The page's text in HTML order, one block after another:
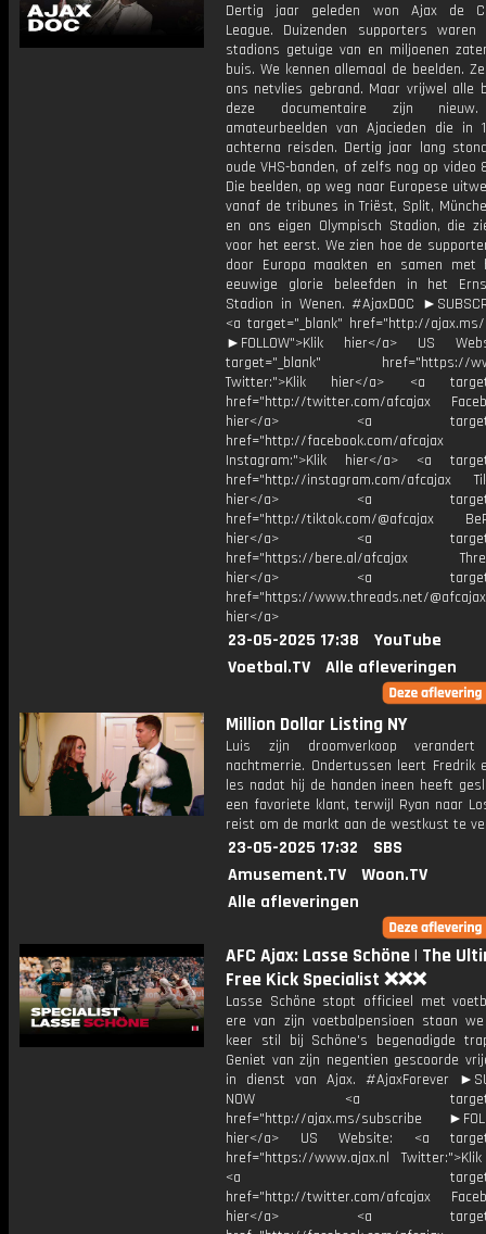
Dertig jaar geleden won Ajax de
League. Duizenden supporters
stadions getuige van en miljoenen
buis. We kennen allemaal de beelden.
ons netvlies gebrand. Maar vrijwel alle
deze documentaire zijn nieuw.
amateurbeelden van Ajacieden die in
achterna reisden. Dertig jaar lang
oude VHS-banden, of zelfs nog op video
Die beelden, op weg naar Europese
vanaf de tribunes in Triëst, Split,
en ons eigen Olympisch Stadion, die
voor het eerst. We zien hoe de
door Europa maakten en samen met
eeuwige glorie beleefden in het
Stadion in Wenen. #AjaxDOC
<a target="_blank" href="http://
►FOLLOW">Klik hier</a> US
target="_blank" href="https://
Twitter:">Klik hier</a> <a
href="http://twitter.com/afcajax
hier</a> <a
href="http://facebook.com/afcajax
Instagram:">Klik hier</a> <a
href="http://instagram.com/afcajax
hier</a> <a
href="http://tiktok.com/@afcajax
hier</a> <a
href="https://bere.al/afcajax
hier</a> <a
href="https://www.threads.net/
hier</a>
23-05-2025 17:38
YouTube
Voetbal.TV
Alle afleveringen
Million Dollar Listing NY
Luis zijn droomverkoop
nachtmerrie. Ondertussen leert Fredrik
les nadat hij de handen ineen heeft
een favoriete klant, terwijl Ryan naar
reist om de markt aan de westkust te
23-05-2025 17:32
SBS
Amusement.TV
Woon.TV
Alle afleveringen
AFC Ajax: Lasse Schöne | The
Free Kick Specialist ❌❌❌
Lasse Schöne stopt officieel met
ere van zijn voetbalpensioen staan
keer stil bij Schöne's begenadigde
Geniet van zijn negentien gescoorde
in dienst van Ajax. #AjaxForever
NOW <a
href="http://ajax.ms/subscribe
hier</a> US Website: <a
href="https://www.ajax.nl
<a
href="http://twitter.com/afcajax
hier</a> <a